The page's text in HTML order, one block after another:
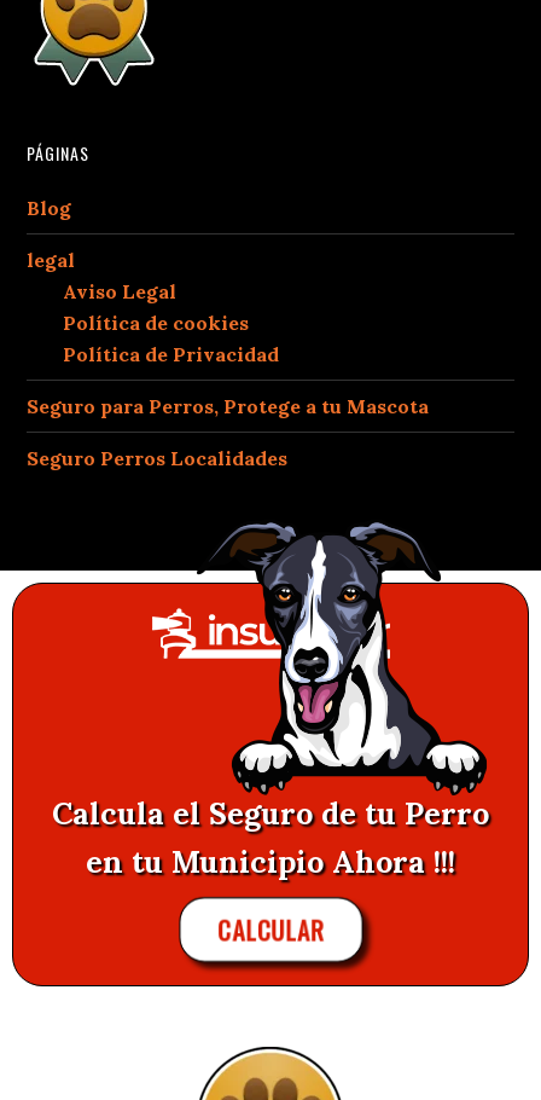
PÁGINAS
Blog
legal
Aviso Legal
Política de cookies
Política de Privacidad
Seguro para Perros, Protege a tu Mascota
Seguro Perros Localidades
Calcula el Seguro de tu Perro
en tu Municipio Ahora !!!
CALCULAR